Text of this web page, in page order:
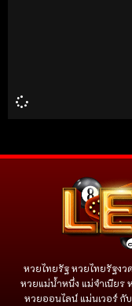
หวยไทยรัฐ หวยไทยรัฐง
หวยแม่น้ำหนึ่ง แม่จําเนียร
หวยออนไลน์ แม่นเวอร์ กั